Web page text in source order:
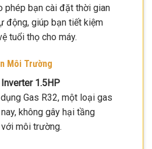
phép bạn cài đặt thời gian
động, giúp bạn tiết kiệm
tuổi thọ cho máy.
Môi Trường
1.5HP
Gas R32, một loại gas
không gây hại tầng
môi trường.